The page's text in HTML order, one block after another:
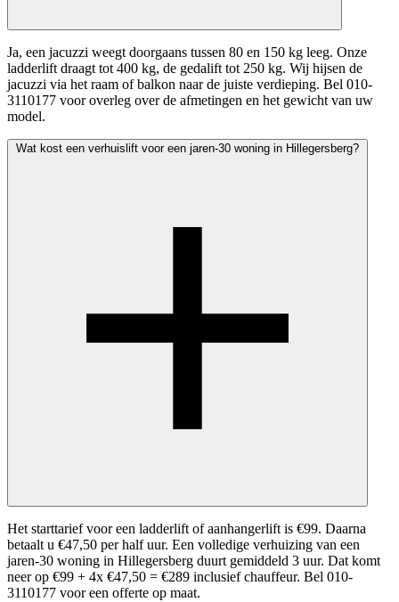
Ja, een jacuzzi weegt doorgaans tussen 80 en 150 kg leeg. Onze
ladderlift draagt tot 400 kg, de gedalift tot 250 kg. Wij hijsen de
jacuzzi via het raam of balkon naar de juiste verdieping. Bel 010-
3110177 voor overleg over de afmetingen en het gewicht van uw
model.
Wat kost een verhuislift voor een jaren-30 woning in Hillegersberg?
Het starttarief voor een ladderlift of aanhangerlift is €99. Daarna
betaalt u €47,50 per half uur. Een volledige verhuizing van een
jaren-30 woning in Hillegersberg duurt gemiddeld 3 uur. Dat komt
neer op €99 + 4x €47,50 = €289 inclusief chauffeur. Bel 010-
3110177 voor een offerte op maat.